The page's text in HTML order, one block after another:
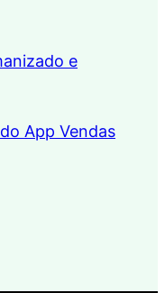
e
App Vendas